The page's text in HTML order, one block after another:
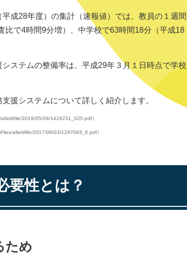
成28年度）の集計（速報値）では、教員の１週間
比で4時間9分増）、中学校で63時間18分（平成18
ステムの整備率は、平成29年３月１日時点で学校
援システムについて詳しく紹介します。
2019/05/09/1416231_025.pdf）
afieldfile/2017/08/03/1297093_6.pdf）
要性とは？
ため